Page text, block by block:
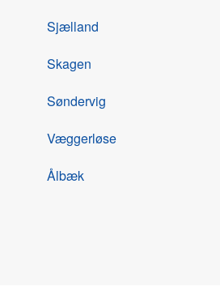
Sjælland
Skagen
Søndervig
Væggerløse
Ålbæk